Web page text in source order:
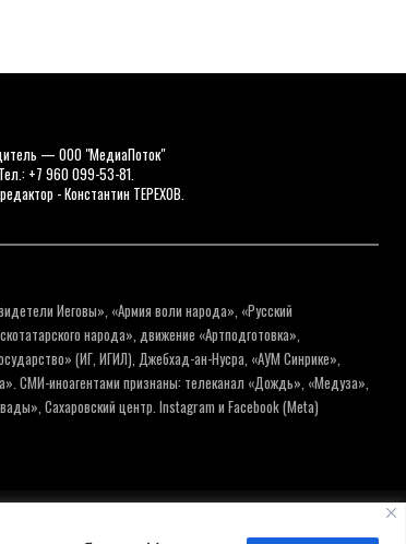
— ООО "МедиаПоток"
Тел.: +7 960 099-53-81.
- Константин ТЕРЕХОВ.
Иеговы», «Армия воли народа», «Русский
народа», движение «Артподготовка»,
(ИГ, ИГИЛ), Джебхад-ан-Нусра, «АУМ Синрике»,
СМИ-иноагентами признаны: телеканал «Дождь», «Медуза»,
Сахаровский центр. Instagram и Facebook (Metа)